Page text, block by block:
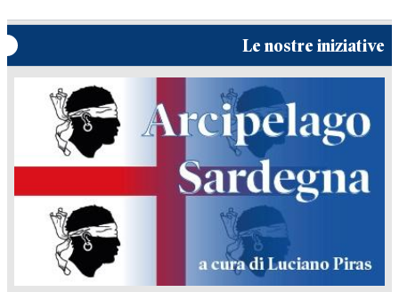
Le nostre iniziative